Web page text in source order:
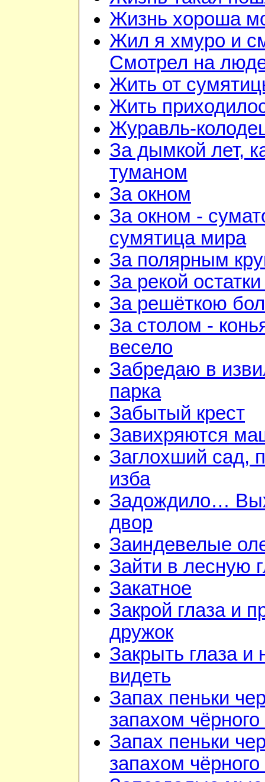
Жизнь хороша
Жил я хмуро и
Смотрел на
Жить от
Жить
Журавль-
За дымкой лет,
туманом
За окном
За окном -
сумятица мира
За полярным
За рекой
За решёткою
За столом -
весело
Забредаю в
парка
Забытый крест
Завихряются
Заглохший сад,
изба
Задождило…
двор
Заиндевелые
Зайти в лесную
Закатное
Закрой глаза и
дружок
Закрыть глаза и
видеть
Запах пеньки
запахом
Запах пеньки
запахом